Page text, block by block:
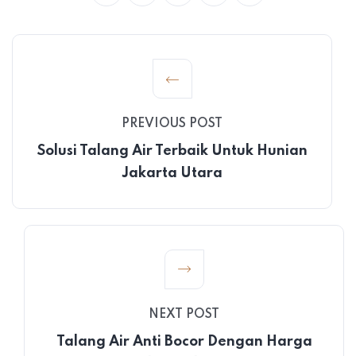
PREVIOUS POST
Solusi Talang Air Terbaik Untuk Hunian
Jakarta Utara
NEXT POST
Talang Air Anti Bocor Dengan Harga